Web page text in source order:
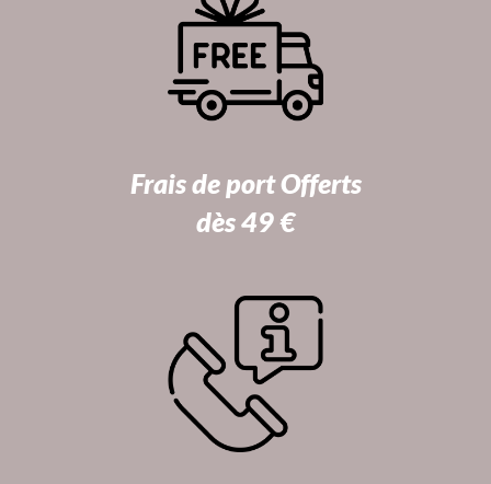
Frais de port Offerts
dès 49 €